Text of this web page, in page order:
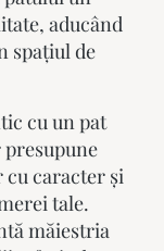
aducând
spațiul de
cu unpat
cu caracter și
tale.
măiestria